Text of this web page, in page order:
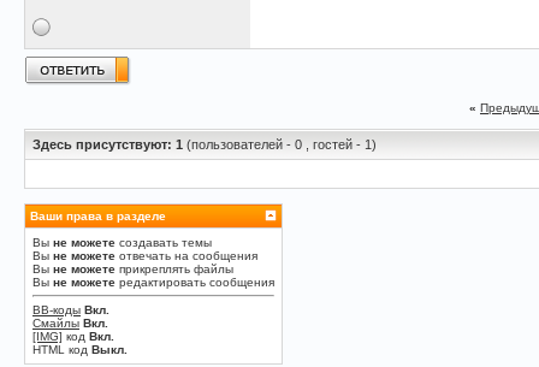
«
Здесь присутствуют: 1 (пользователей - 0 , гостей - 1)
Ваши права в разделе
Вы не можете создавать темы
Вы не можете отвечать на сообщения
Вы не можете прикреплять файлы
Вы не можете редактировать сообщения
BB-коды Вкл.
Смайлы Вкл.
[IMG] код Вкл.
HTML код Выкл.